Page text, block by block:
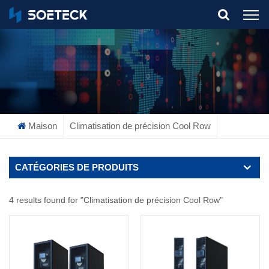
What Are You Looking For?
Maison Climatisation de précision Cool Row
CATÉGORIES DE PRODUITS
4 results found for "Climatisation de précision Cool Row"